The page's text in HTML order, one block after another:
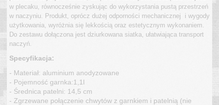
w plecaku, równocześnie zyskując do wykorzystania pustą przestrzeń
w naczyniu. Produkt, oprócz dużej odporności mechanicznej i wygody
użytkowania, wyróżnia się lekkością oraz estetycznym wykonaniem.
Do zestawu dołączona jest dziurkowana siatka, ułatwiająca transport
naczyń.
Specyfikacja:
- Materiał: aluminium anodyzowane
- Pojemność garnka:1,1l
- Średnica patelni: 14,5 cm
- Zgrzewane połączenie chwytów z garnkiem i patelnią (nie